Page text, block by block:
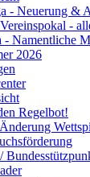
- Neuerung &
-
- Namentliche
2026
Regelbot!